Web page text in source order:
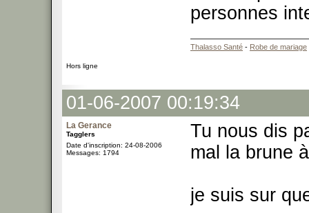
personnes
Thalasso Santé - Robe de mariage
Hors ligne
01-06-2007 00:19:34
La Gerance
Tagglers
Date d'inscription: 24-08-2006
Messages: 1794
Tu nous dis
mal la brune
je suis sur